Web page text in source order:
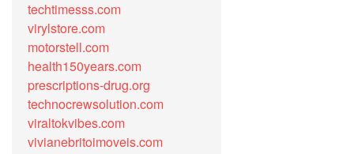
techtimesss.com
virylstore.com
motorstell.com
health150years.com
prescriptions-drug.org
technocrewsolution.com
viraltokvibes.com
vivianebritoimoveis.com